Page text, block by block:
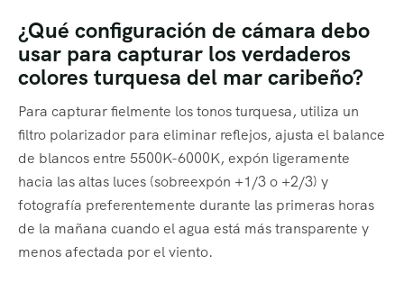
¿Qué configuración de cámara debo
usar para capturar los verdaderos
colores turquesa del mar caribeño?
Para capturar fielmente los tonos turquesa, utiliza un
filtro polarizador para eliminar reflejos, ajusta el balance
de blancos entre 5500K-6000K, expón ligeramente
hacia las altas luces (sobreexpón +1/3 o +2/3) y
fotografía preferentemente durante las primeras horas
de la mañana cuando el agua está más transparente y
menos afectada por el viento.